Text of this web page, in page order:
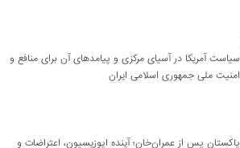
سیاست آمریکا در آسیای مرکزی و پیامدهای آن برای منافع و
امنیت ملی جمهوری اسلامی ایران
پاکستان پس از عمران‌خان؛ آینده اپوزیسیون، اعتراضات و